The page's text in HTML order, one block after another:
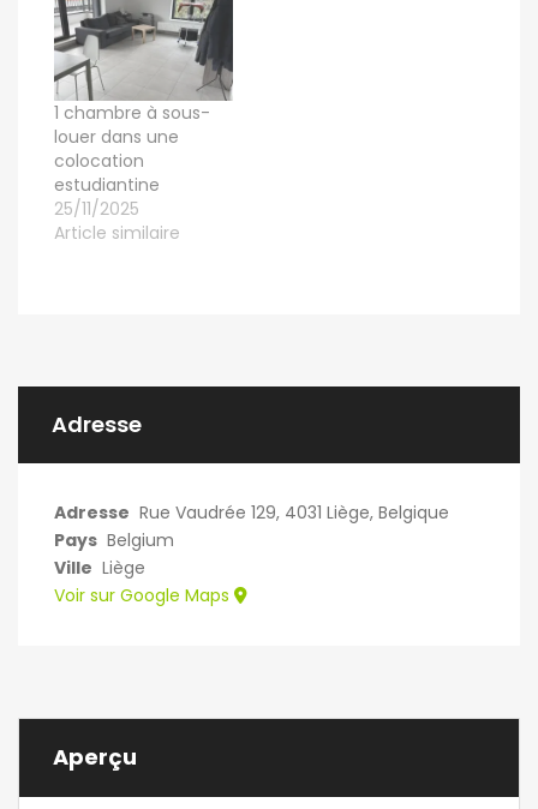
1 chambre à sous-
louer dans une
colocation
estudiantine
25/11/2025
Article similaire
Adresse
Adresse Rue Vaudrée 129, 4031 Liège, Belgique
Pays Belgium
Ville Liège
Voir sur Google Maps
Aperçu